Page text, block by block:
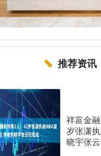
推荐资讯
祥富金
岁张潇
晓宇张